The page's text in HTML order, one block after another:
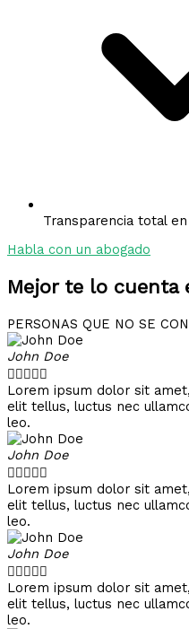
Transparencia total
Habla con un abogado
Mejor te lo cuenta
PERSONAS QUE NO SE
John Doe

Lorem ipsum dolor sit
elit tellus, luctus nec
leo.
John Doe

Lorem ipsum dolor sit
elit tellus, luctus nec
leo.
John Doe

Lorem ipsum dolor sit
elit tellus, luctus nec
leo.